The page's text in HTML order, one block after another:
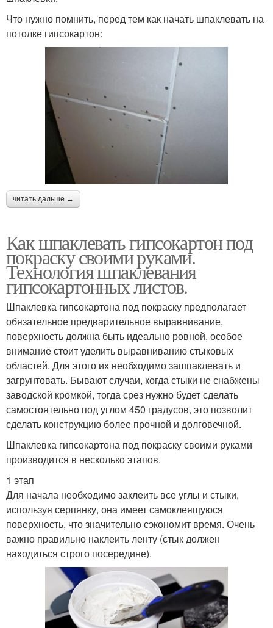
Что нужно помнить, перед тем как начать шпаклевать на
потолке гипсокартон:
читать дальше →
Как шпаклевать гипсокартон под
покраску своими руками.
Технология шпаклевания
гипсокартонных листов.
Шпаклевка гипсокартона под покраску предполагает
обязательное предварительное выравнивание,
поверхность должна быть идеально ровной, особое
внимание стоит уделить выравниванию стыковых
областей. Для этого их необходимо зашпаклевать и
загрунтовать. Бывают случаи, когда стыки не снабжены
заводской кромкой, тогда срез нужно будет сделать
самостоятельно под углом 450 градусов, это позволит
сделать конструкцию более прочной и долговечной.
Шпаклевка гипсокартона под покраску своими руками
производится в несколько этапов.
1 этап
Для начала необходимо заклеить все углы и стыки,
используя серпянку, она имеет самоклеящуюся
поверхность, что значительно сэкономит время. Очень
важно правильно наклеить ленту (стык должен
находиться строго посередине).